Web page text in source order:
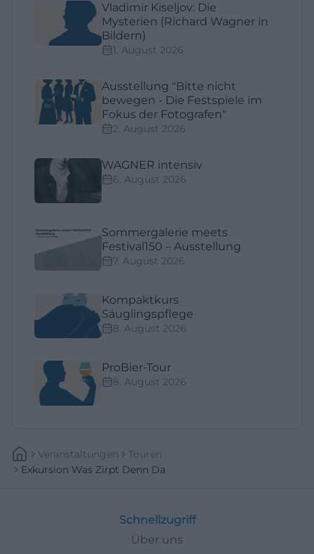
Vladimir Kiseljov: Die
Mysterien (Richard Wagner in
Bildern)
1. August 2026
Ausstellung "Bitte nicht
bewegen - Die Festspiele im
Fokus der Fotografen"
2. August 2026
WAGNER intensiv
6. August 2026
Sommergalerie meets
Festival150 – Ausstellung
7. August 2026
Kompaktkurs
Säuglingspflege
8. August 2026
ProBier-Tour
8. August 2026
Veranstaltungen
Touren
Exkursion Was Zirpt Denn Da
Schnellzugriff
Über uns